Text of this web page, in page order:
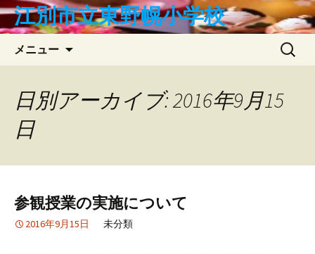
コ
ン 江別市立東野幌小学校
メニュー
検
索:
日別アーカイブ: 2016年9月15
日
参観授業の実施について
2016年9月15日 未分類